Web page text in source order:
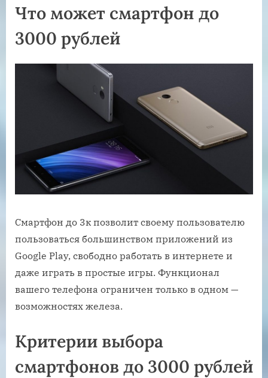
Что может смартфон до
3000 рублей
Смартфон до 3к позволит своему пользователю
пользоваться большинством приложений из
Google Play, свободно работать в интернете и
даже играть в простые игры. Функционал
вашего телефона ограничен только в одном —
возможностях железа.
Критерии выбора
смартфонов до 3000 рублей